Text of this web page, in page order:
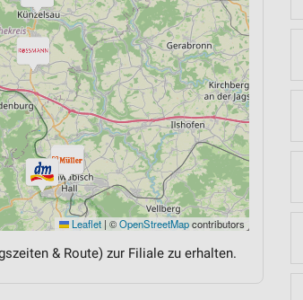
Leaflet | ©OpenStreetMapcontributors
& Route) zur Filiale zu erhalten.